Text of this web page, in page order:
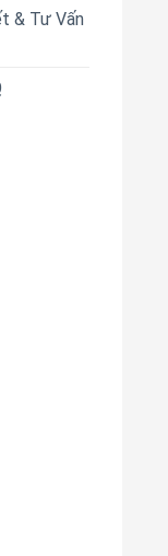
& Tư Vấn